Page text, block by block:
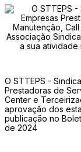
O STTEPS -
Prestadoras de
Center e
aprovação dos
publicação no
de 2024